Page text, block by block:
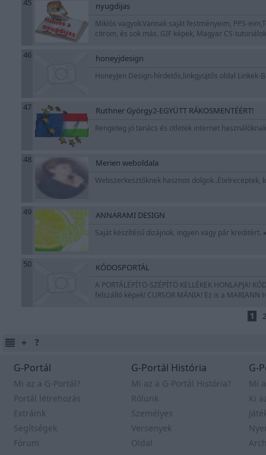
45 nyugdijas
Miklós vagyok.Vannak saját festményeim, PPS-
citrom, és sok más. GIF képek, Magyar CS-
46 honeyjdesign
HoneyJen Design-hírdetős,linkgyüjtős oldal
47 Ruthner György2-EGYÜTT RÁKOSMENTÉÉRT!
Rengeteg jó tanács és ötletek internet
48 Merien weboldala
Webszerkesztőknek hasznos
49 ANNARAMI DESIGN
Saját készítésű dizájnok, ingyen vagy pár kreditért. »
50 KÓDOSPORTÁL
A PORTÁLÉPÍTÖ-SZÉPÍTÖ KELLÉKEK HONLAPJA!
felszálló képek! CURSOR MÁNIA! Ez is a MARIANN
1 2
G-Portál
Mi az a G-Portál?
Portál létrehozás
Extráink
Segítségek
Fórum
G-Portál História
Mi az a G-Portál História?
Rólunk
Személyes
Versenyek
Oldal
G-
Mi
Ki